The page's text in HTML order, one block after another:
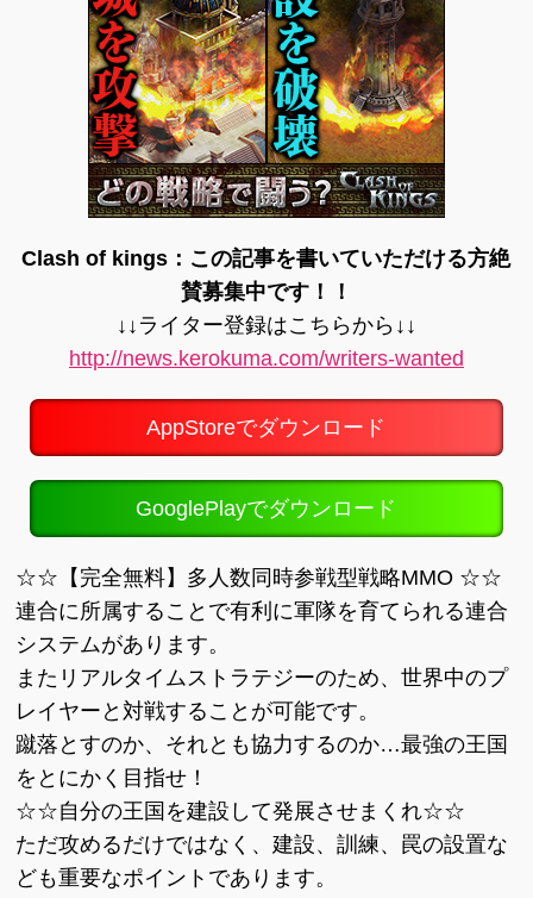
Clash of kings：この記事を書いていただける方絶
賛募集中です！！
↓↓ライター登録はこちらから↓↓
http://news.kerokuma.com/writers-wanted
AppStoreでダウンロード
GooglePlayでダウンロード
☆☆【完全無料】多人数同時参戦型戦略MMO ☆☆
連合に所属することで有利に軍隊を育てられる連合
システムがあります。
またリアルタイムストラテジーのため、世界中のプ
レイヤーと対戦することが可能です。
蹴落とすのか、それとも協力するのか…最強の王国
をとにかく目指せ！
☆☆自分の王国を建設して発展させまくれ☆☆
ただ攻めるだけではなく、建設、訓練、罠の設置な
ども重要なポイントであります。